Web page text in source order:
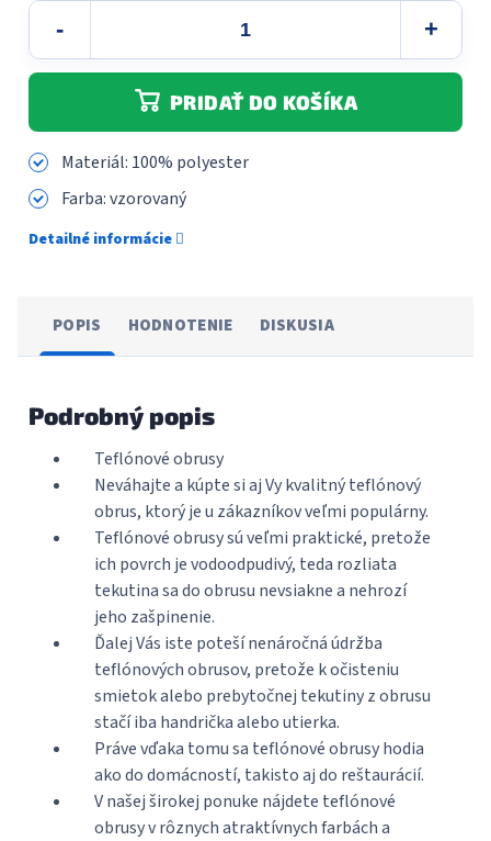
PRIDAŤ DO KOŠÍKA
Materiál: 100% polyester
Farba: vzorovaný
Detailné informácie
POPIS HODNOTENIE DISKUSIA
Podrobný popis
Teflónové obrusy
Neváhajte a kúpte si aj Vy kvalitný teflónový
obrus, ktorý je u zákazníkov veľmi populárny.
Teflónové obrusy sú veľmi praktické, pretože
ich povrch je vodoodpudivý, teda rozliata
tekutina sa do obrusu nevsiakne a nehrozí
jeho zašpinenie.
Ďalej Vás iste poteší nenáročná údržba
teflónových obrusov, pretože k očisteniu
smietok alebo prebytočnej tekutiny z obrusu
stačí iba handrička alebo utierka.
Práve vďaka tomu sa teflónové obrusy hodia
ako do domácností, takisto aj do reštaurácií.
V našej širokej ponuke nájdete teflónové
obrusy v rôznych atraktívnych farbách a